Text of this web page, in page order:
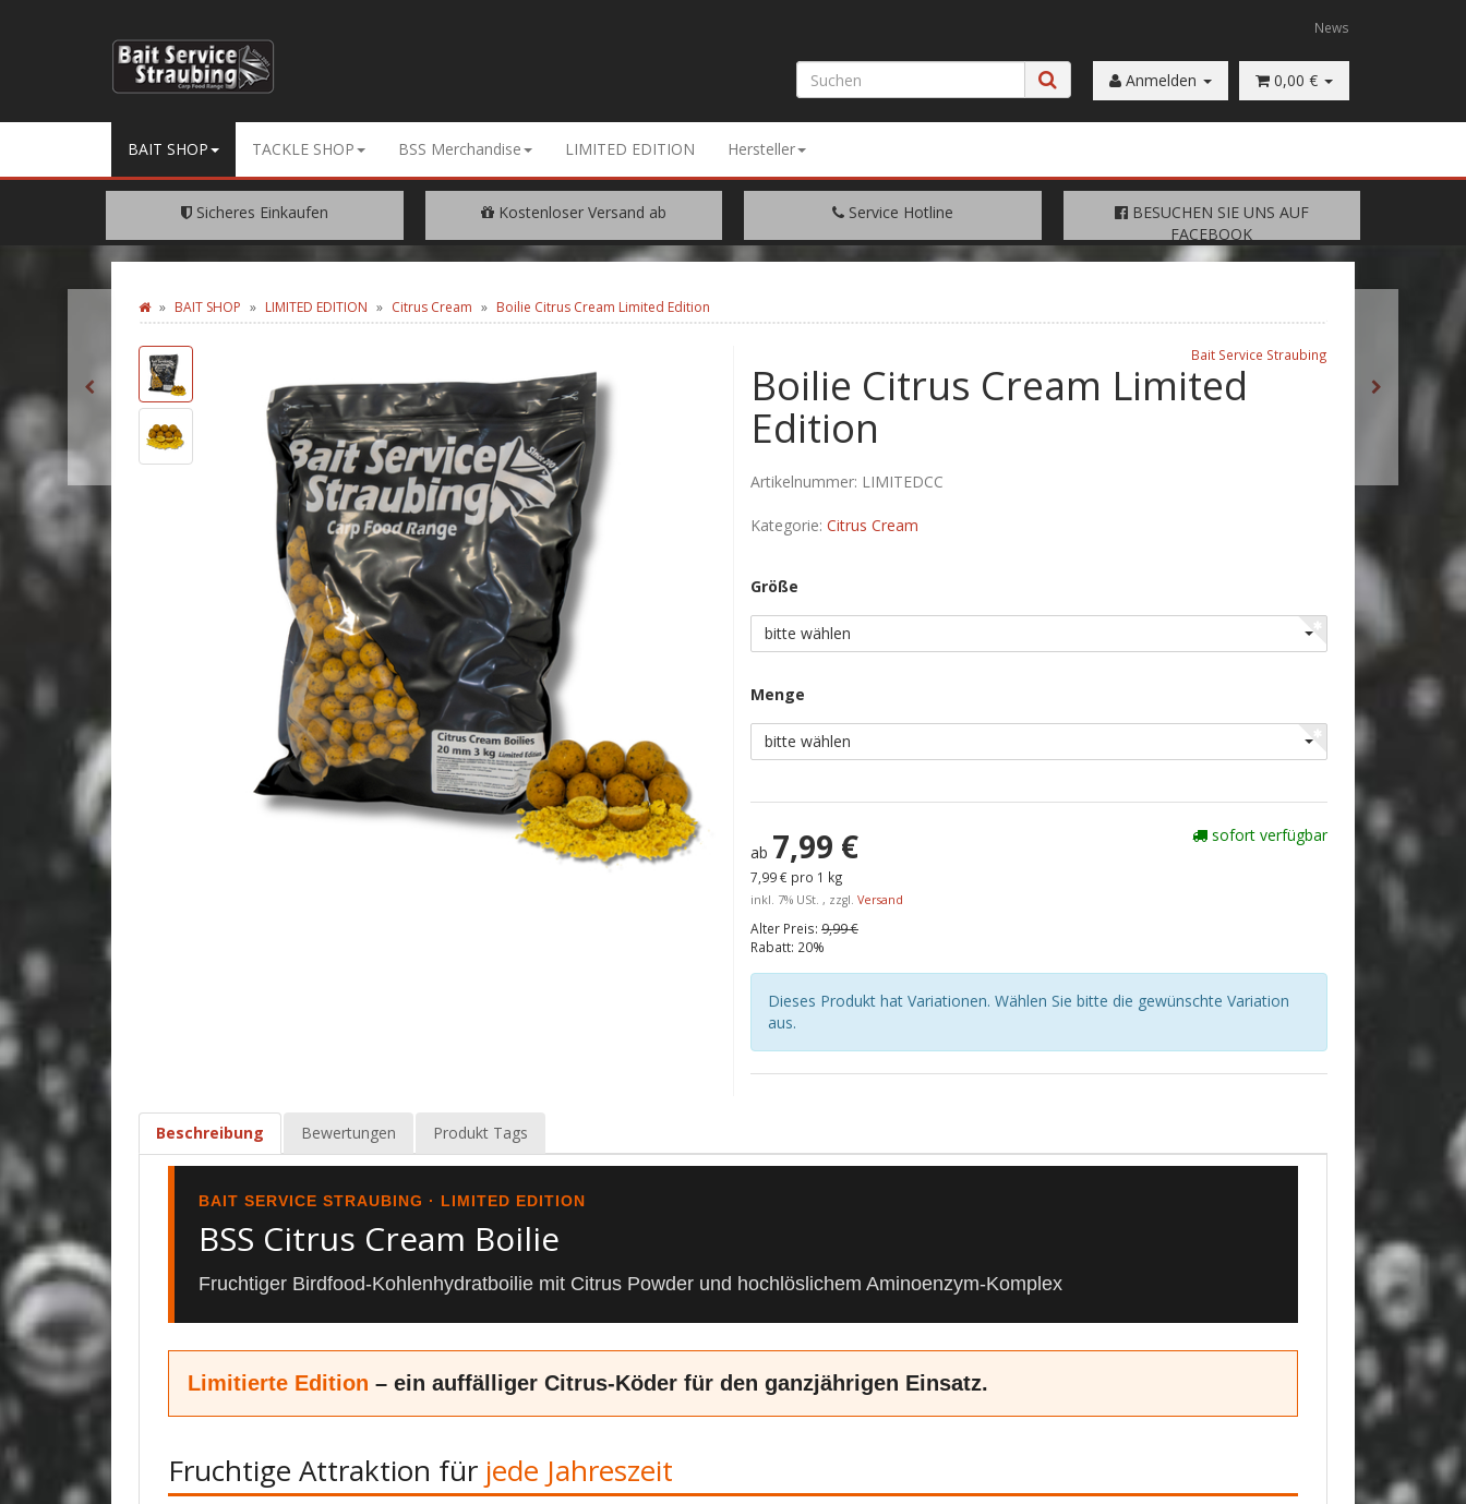
News
Anmelden 0,00 €
BAIT SHOP TACKLE SHOP BSS Merchandise LIMITED EDITION Hersteller
Sicheres Einkaufen
Dank SSL Verschüsselung Kostenloser Versand ab
EINEM WARENWERT VON € 200.- Service Hotline
+49 (0) 9429/948344
BESUCHEN SIE UNS AUF
FACEBOOK
BESUCHEN SIE UNS AUF
FACEBOOK
BAIT SHOP LIMITED EDITION Citrus Cream Boilie Citrus Cream Limited Edition
Bait Service Straubing
Boilie Citrus Cream Limited
Edition
Artikelnummer: LIMITEDCC
Kategorie: Citrus Cream
Größe
bitte wählen
Menge
bitte wählen
ab 7,99 €
7,99 € pro 1 kg
inkl. 7% USt. , zzgl. Versand
Alter Preis: 9,99 €
Rabatt: 20%
sofort verfügbar
Dieses Produkt hat Variationen. Wählen Sie bitte die gewünschte Variation
aus.
Beschreibung Bewertungen Produkt Tags
BAIT SERVICE STRAUBING · LIMITED EDITION
BSS Citrus Cream Boilie
Fruchtiger Birdfood-Kohlenhydratboilie mit Citrus Powder und hochlöslichem Aminoenzym-Komplex
Limitierte Edition – ein auffälliger Citrus-Köder für den ganzjährigen Einsatz.
Fruchtige Attraktion für jede Jahreszeit